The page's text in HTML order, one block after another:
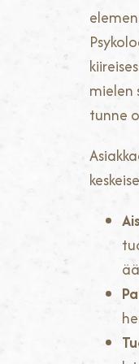
mielen
tunne